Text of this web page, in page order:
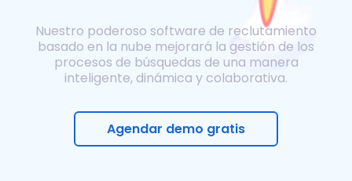
Nuestro poderoso software de reclutamiento
basado en la nube mejorará la gestión de los
procesos de búsquedas de una manera
inteligente, dinámica y colaborativa.
Agendar demo gratis